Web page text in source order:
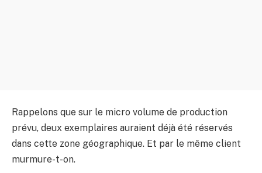
Rappelons que sur le micro volume de production
prévu, deux exemplaires auraient déjà été réservés
dans cette zone géographique. Et par le même client
murmure-t-on.